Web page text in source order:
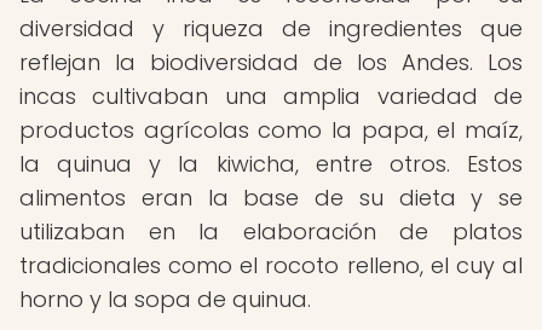
diversidad y riqueza de ingredientes que
reflejan la biodiversidad de los Andes. Los
incas cultivaban una amplia variedad de
productos agrícolas como la papa, el maíz,
la quinua y la kiwicha, entre otros. Estos
alimentos eran la base de su dieta y se
utilizaban en la elaboración de platos
tradicionales como el rocoto relleno, el cuy al
horno y la sopa de quinua.